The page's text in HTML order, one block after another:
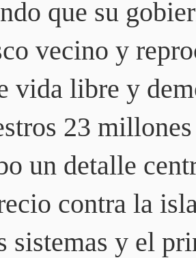
que su
vecino y
vida libre y
23
un detalle
contra la
sistemas y el